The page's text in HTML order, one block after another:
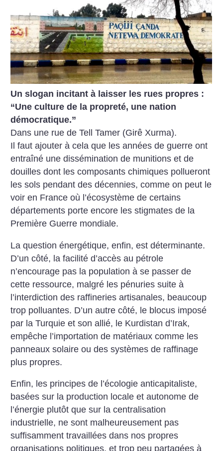
Un slogan incitant à laisser les rues propres :
“Une culture de la propreté, une nation
démocratique.”
Dans une rue de Tell Tamer (Girê Xurma).
Il faut ajouter à cela que les années de guerre ont
entraîné une dissémination de munitions et de
douilles dont les composants chimiques pollueront
les sols pendant des décennies, comme on peut le
voir en France où l’écosystème de certains
départements porte encore les stigmates de la
Première Guerre mondiale.
La question énergétique, enfin, est déterminante.
D’un côté, la facilité d’accès au pétrole
n’encourage pas la population à se passer de
cette ressource, malgré les pénuries suite à
l’interdiction des raffineries artisanales, beaucoup
trop polluantes. D’un autre côté, le blocus imposé
par la Turquie et son allié, le Kurdistan d’Irak,
empêche l’importation de matériaux comme les
panneaux solaire ou des systèmes de raffinage
plus propres.
Enfin, les principes de l’écologie anticapitaliste,
basées sur la production locale et autonome de
l’énergie plutôt que sur la centralisation
industrielle, ne sont malheureusement pas
suffisamment travaillées dans nos propres
organisations politiques, et trop peu partagées à